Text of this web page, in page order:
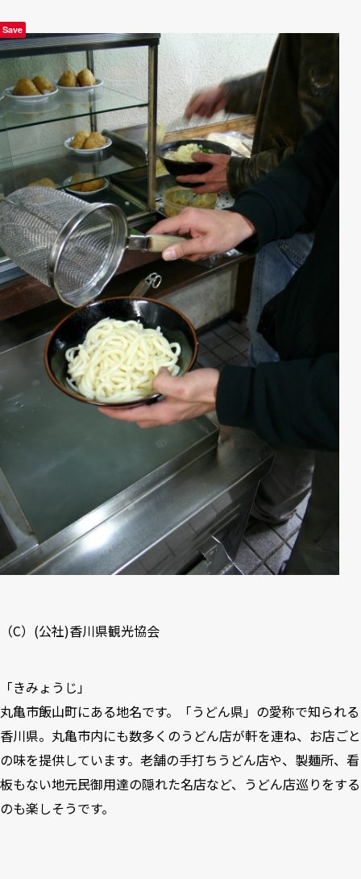
（C）(公社)香川県観光協会
「きみょうじ」
丸亀市飯山町にある地名です。「うどん県」の愛称で知られる
香川県。丸亀市内にも数多くのうどん店が軒を連ね、お店ごと
の味を提供しています。老舗の手打ちうどん店や、製麺所、看
板もない地元民御用達の隠れた名店など、うどん店巡りをする
のも楽しそうです。
Save